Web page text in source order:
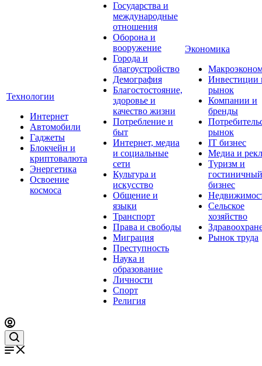
Технологии
Интернет
Автомобили
Гаджеты
Блокчейн и
криптовалюта
Энергетика
Освоение
космоса
Государства и
международные
отношения
Оборона и
вооружение
Города и
благоустройство
Демография
Благостостояние,
здоровье и
качество жизни
Потребление и
быт
Интернет, медиа
и социальные
сети
Культура и
искусство
Общение и
языки
Транспорт
Права и свободы
Миграция
Преступность
Наука и
образование
Личности
Спорт
Религия
Экономика
Инвестиции
рынок
Компании и
бренды
рынок
IT бизнес
Медиа и
Туризм и
гостиничный
бизнес
Сельское
хозяйство
Рынок труда